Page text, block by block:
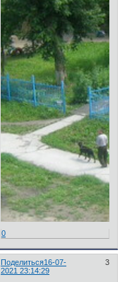
0
Поделиться 3
16-07-
2021 23:14:29